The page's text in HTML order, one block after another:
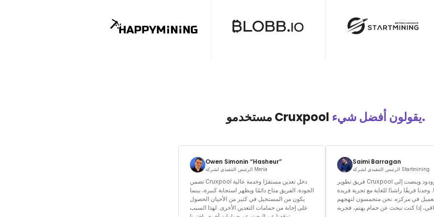
مستخدمو Cruxpool يقولون أفضل شيء.
Owen Simonin “Hasheur”
الرئيس التنفيذي لشركة Meria
تضمن Cruxpool دخل تعدين مستقرًا وخدمة عالية
الجودة. الفريق متاح دائمًا ويظهر استجابة كبيرة، بينما
يكون من المستحيل في كثير من الأحيان الحصول
على إجابة من حمامات التعدين الأخرى. لهذا السبب
Saimi Barragan
الرئيس التنفيذي لشركة Startmining
فريق تطوير Cruxpool متاح وودود وينصت إلى
وجدنا فريقًا راشدًا للغاية مع تجربة فريدة
في مركزه. نحن متحمسون لنهجهم